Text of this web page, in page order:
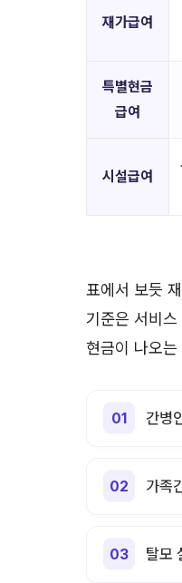
재가급여
특별현금
급여
시설급여
표에서 보듯
기준은 서비
현금이 나오
간병
가족
탈모